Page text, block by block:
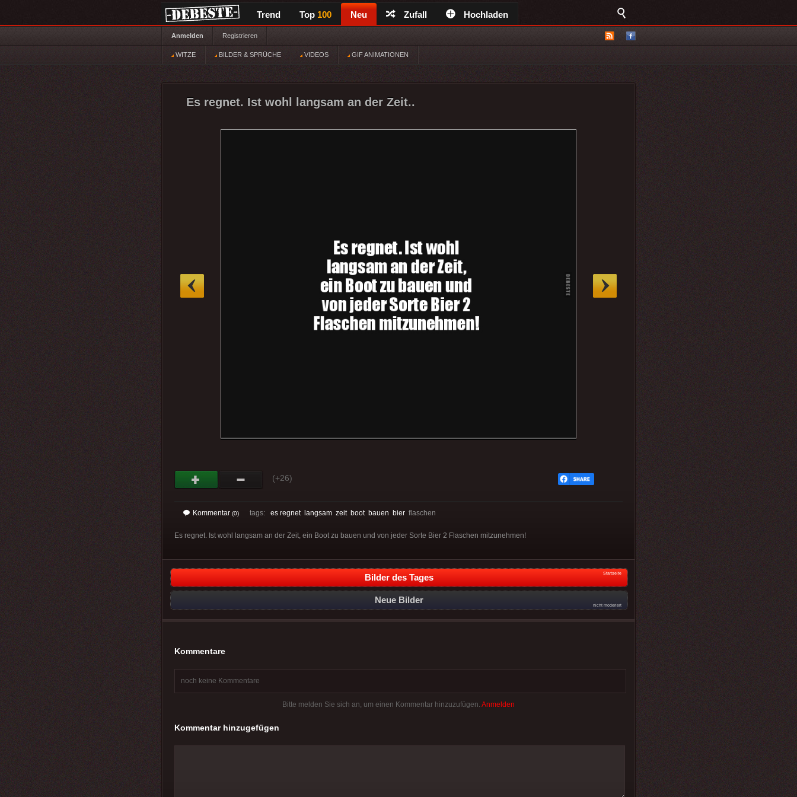
Trend Top 100 Neu Zufall Hochladen
Anmelden Registrieren
WITZE BILDER & SPRÜCHE VIDEOS GIF ANIMATIONEN
Es regnet. Ist wohl langsam an der Zeit..
(+26)
Kommentar (0) tags: es regnet langsam zeit boot bauen bier flaschen
Es regnet. Ist wohl langsam an der Zeit, ein Boot zu bauen und von jeder Sorte Bier 2 Flaschen mitzunehmen!
Bilder des Tages Startseite
Neue Bilder
nicht moderiert
Kommentare
noch keine Kommentare
Bitte melden Sie sich an, um einen Kommentar hinzuzufügen. Anmelden
Kommentar hinzugefügen